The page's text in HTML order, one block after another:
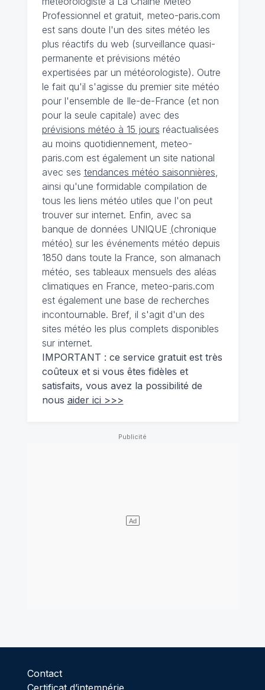
Professionnel et gratuit, meteo-paris.com
est sans doute l'un des sites météo les
plus réactifs du web (surveillance quasi-
permanente et prévisions météo
expertisées par un météorologiste). Outre
le fait qu'il s'agisse du premier site météo
pour l'ensemble de Ile-de-France (et non
pour la seule capitale) avec des
prévisions météo à 15 jours réactualisées
au moins quotidiennement, meteo-
paris.com est également un site national
avec ses tendances météo saisonnières,
ainsi qu'une formidable compilation de
tous les liens météo utiles que l'on peut
trouver sur internet. Enfin, avec sa
banque de données UNIQUE (chronique
météo) sur les événements météo depuis
1850 dans toute la France, son almanach
météo, ses tableaux mensuels des aléas
climatiques en France, meteo-paris.com
est également une base de recherches
incontournable. Bref, il s'agit d'un des
sites météo les plus complets disponibles
sur internet.
IMPORTANT : ce service gratuit est très
coûteux et si vous êtes fidèles et
satisfaits, vous avez la possibilité de
nous aider ici >>>
Contact
Certificat d’intempérie